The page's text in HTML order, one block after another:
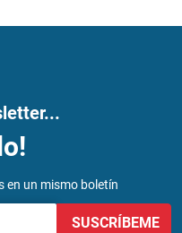
en un mismo boletín
SUSCRÍBEME